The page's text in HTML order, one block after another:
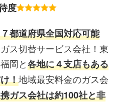
度
都道府県全国対応可能
ス切替サービス会社！東
岡と各地に４支店もある
！地域最安料金のガス会
ガス会社は約100社と非